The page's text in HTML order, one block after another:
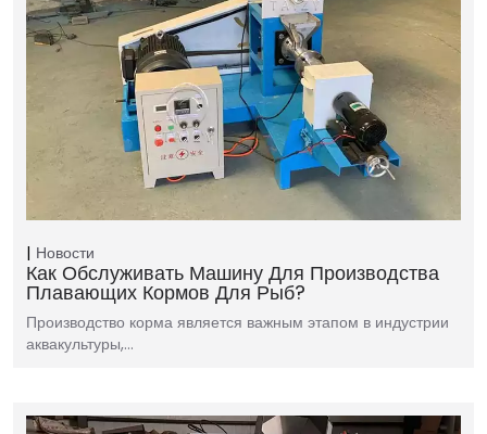
Новости
Как Обслуживать Машину Для Производства
Плавающих Кормов Для Рыб?
Производство корма является важным этапом в индустрии
аквакультуры,…